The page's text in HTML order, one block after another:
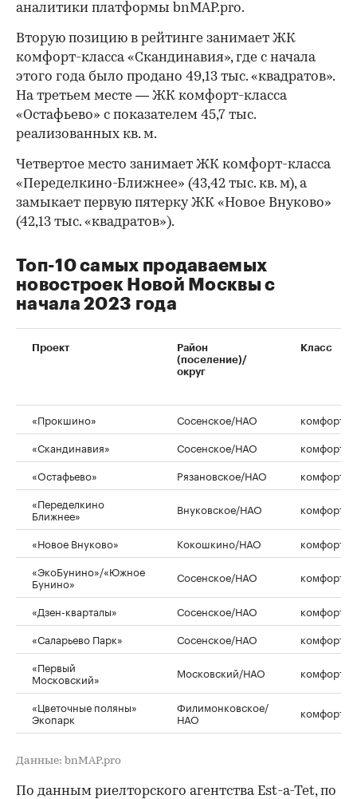
аналитики платформы bnMAP.pro.
Вторую позицию в рейтинге занимает ЖК
комфорт-класса «Скандинавия», где с начала
этого года было продано 49,13 тыс. «квадратов».
На третьем месте — ЖК комфорт-класса
«Остафьево» с показателем 45,7 тыс.
реализованных кв. м.
Четвертое место занимает ЖК комфорт-класса
«Переделкино-Ближнее» (43,42 тыс. кв. м), а
замыкает первую пятерку ЖК «Новое Внуково»
(42,13 тыс. «квадратов»).
00:00 / 00:00
Топ-10 самых продаваемых
новостроек Новой Москвы с
начала 2023 года
Проект
Район
(поселение)/
округ
Класс
«Прокшино» Сосенское/НАО
комфорт
«Скандинавия»
Сосенское/НАО
комфорт
«Остафьево»
Рязановское/НАО
комфорт
«Переделкино
Ближнее» Внуковское/НАО комфорт
«Новое Внуково» Кокошкино/НАО
комфорт
«ЭкоБунино»/«Южное
Бунино» Сосенское/НАО комфорт
«Дзен-кварталы» Сосенское/НАО
комфорт
«Саларьево Парк»
Сосенское/НАО
комфорт
«Первый
Московский» Московский/НАО комфорт
«Цветочные поляны»
Экопарк
Филимонковское/
НАО комфорт
Данные: bnMAP.pro
По данным риелторского агентства Est-a-Tet, по